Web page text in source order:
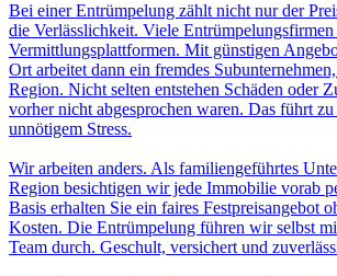
Bei einer Entrümpelung zählt nicht nur der
die Verlässlichkeit. Viele
Vermittlungsplattformen. Mit günstigen
Ort arbeitet dann ein fremdes
Region. Nicht selten entstehen Schäden oder
vorher nicht abgesprochen waren. Das führt
unnötigem Stress.
Wir arbeiten anders. Als familiengeführtes
Region besichtigen wir jede Immobilie vorab
Basis erhalten Sie ein faires Festpreisangebot
Kosten. Die Entrümpelung führen wir selbst
Team durch. Geschult, versichert und